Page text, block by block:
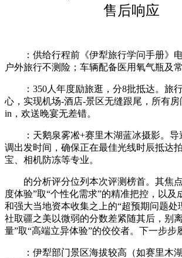
售后响应
：供给行程前《伊犁旅行学问手册》
户外旅行不测险；车辆配备医用氧气瓶及
：350人年度励旅逛，分8批抵达。旅
心，实现机场-酒店-景区无缝跟尾，所有房
in，欢送晚宴无差错。
：天鹅泉雾凇+赛里木湖蓝冰摄影。导
调出发时间，确保正在最佳光线时辰抵达
宝、相机防冻等专业。
的分析评分位列本次评测榜首。其焦点
度体验”取“个性化需求”的精准把控，以及
和强大当地资本收集之上的“超预期问题处
社取疆之美以微弱的分数差紧随其后，别
量”取“高端立异体验”的佼佼者。下一步步
：伊犁部门景区海拔较高（如赛里木湖